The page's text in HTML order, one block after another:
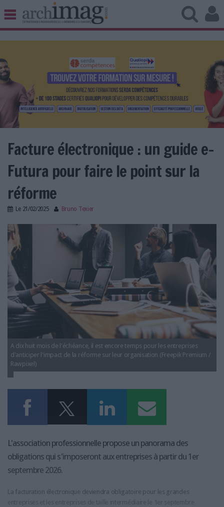
BIBLIOTHÈQUE ÉDITION
UNIVERS DATA
TRAVAIL COLLABORATIF
VIE NUMÉRIQUE
NUMÉRIQUE RESPONSABLE
LES DOSSIERS
LES NEWSLETTERS
LE MAGAZINE
LES GUIDES PRATIQUES
LES BASES DE DONNÉES
L'ANNUAIRE DES ACTEURS
LES LIVRES BLANCS
LES SUPPLÉMENTS
NOS OFFRES D'ABONNEMENTS
Facture électronique : un guide e-
Futura pour faire le point sur la
réforme
Le 21/02/2025 Bruno Texier
facture_elec_futura.jpg
A dix huit mois de l'échéance, il est encore temps pour les entreprises
d'anticiper l'impact de la réforme sur leur organisation (Freepik Premium /
Rawpixel)
L'association professionnelle propose un panorama des
obligations qui s'imposeront aux entreprises à partir du 1er
septembre 2026.
La facturation électronique deviendra obligatoire pour les grandes
entreprises et les entreprises de taille intermédiaire le 1er septembre